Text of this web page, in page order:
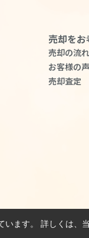
売却を
売却の流れ
お客様の声
売却査定
います。 詳しくは、